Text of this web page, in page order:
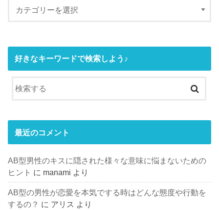
好きなキーワードで検索しよう♪
最近のコメント
AB型男性のキスに隠された様々な意味に悩まないための
ヒント に manami より
AB型の男性が恋愛を本気でする時はどんな態度や行動を
するの？ に アリス より